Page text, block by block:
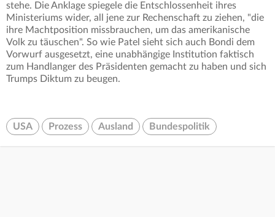
stehe. Die Anklage spiegele die Entschlossenheit ihres
Ministeriums wider, all jene zur Rechenschaft zu ziehen, "die
ihre Machtposition missbrauchen, um das amerikanische
Volk zu täuschen". So wie Patel sieht sich auch Bondi dem
Vorwurf ausgesetzt, eine unabhängige Institution faktisch
zum Handlanger des Präsidenten gemacht zu haben und sich
Trumps Diktum zu beugen.
USA Prozess Ausland Bundespolitik